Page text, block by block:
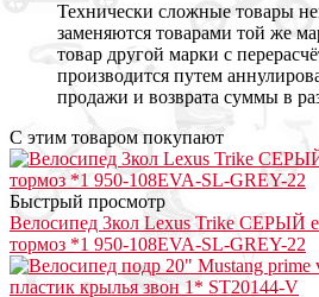
Технически сложные товары
заменяются товарами той же
товар другой марки с
производится путем
продажи и возврата суммы в
С этим товаром покупают
Быстрый просмотр
Велосипед 3кол Lexus Trike СЕРЫЙ
тормоз *1 950-108EVA-SL-GREY-22